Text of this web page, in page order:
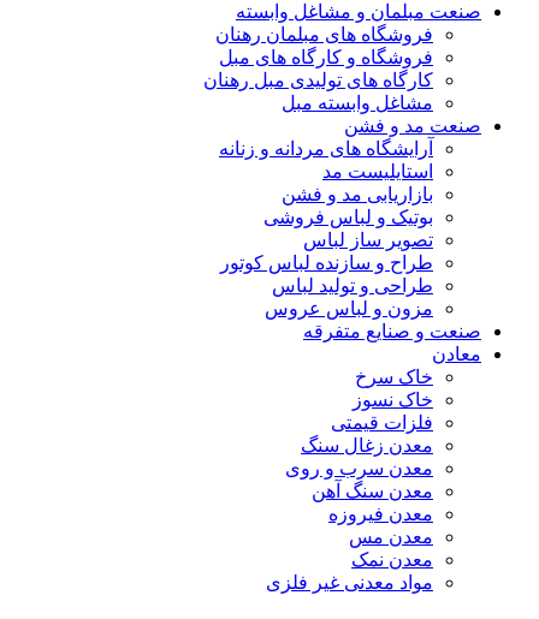
صنعت مبلمان و مشاغل وابسته
فروشگاه های مبلمان رهنان
فروشگاه و کارگاه های مبل
کارگاه های تولیدی مبل رهنان
مشاغل وابسته مبل
صنعت مد و فشن
آرایشگاه های مردانه و زنانه
استایلیست مد
بازاریابی مد و فشن
بوتیک و لباس فروشی
تصویر ساز لباس
طراح و سازنده لباس کوتور
طراحی و تولید لباس
مزون و لباس عروس
صنعت و صنایع متفرقه
معادن
خاک سرخ
خاک نسوز
فلزات قیمتی
معدن زغال سنگ
معدن سرب و روی
معدن سنگ آهن
معدن فیروزه
معدن مس
معدن نمک
مواد معدنی غیر فلزی